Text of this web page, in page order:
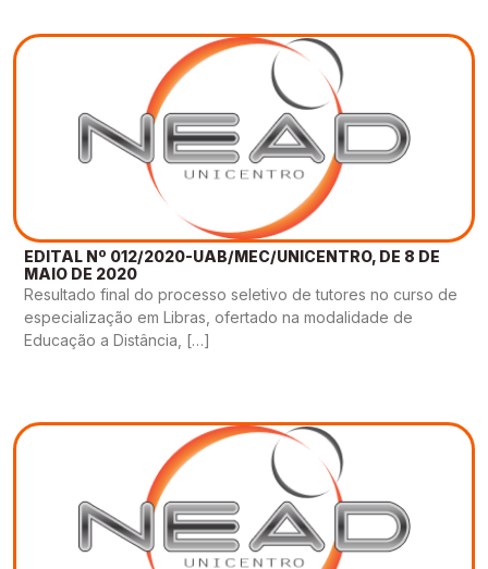
EDITAL Nº 012/2020-UAB/MEC/UNICENTRO, DE 8 DE
MAIO DE 2020
Resultado final do processo seletivo de tutores no curso de
especialização em Libras, ofertado na modalidade de
Educação a Distância, […]